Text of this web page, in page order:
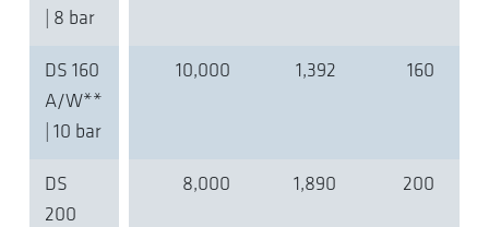
| 8 bar
DS 160
A/W**
| 10 bar
10,000 1,392 160
DS
200
8,000 1,890 200